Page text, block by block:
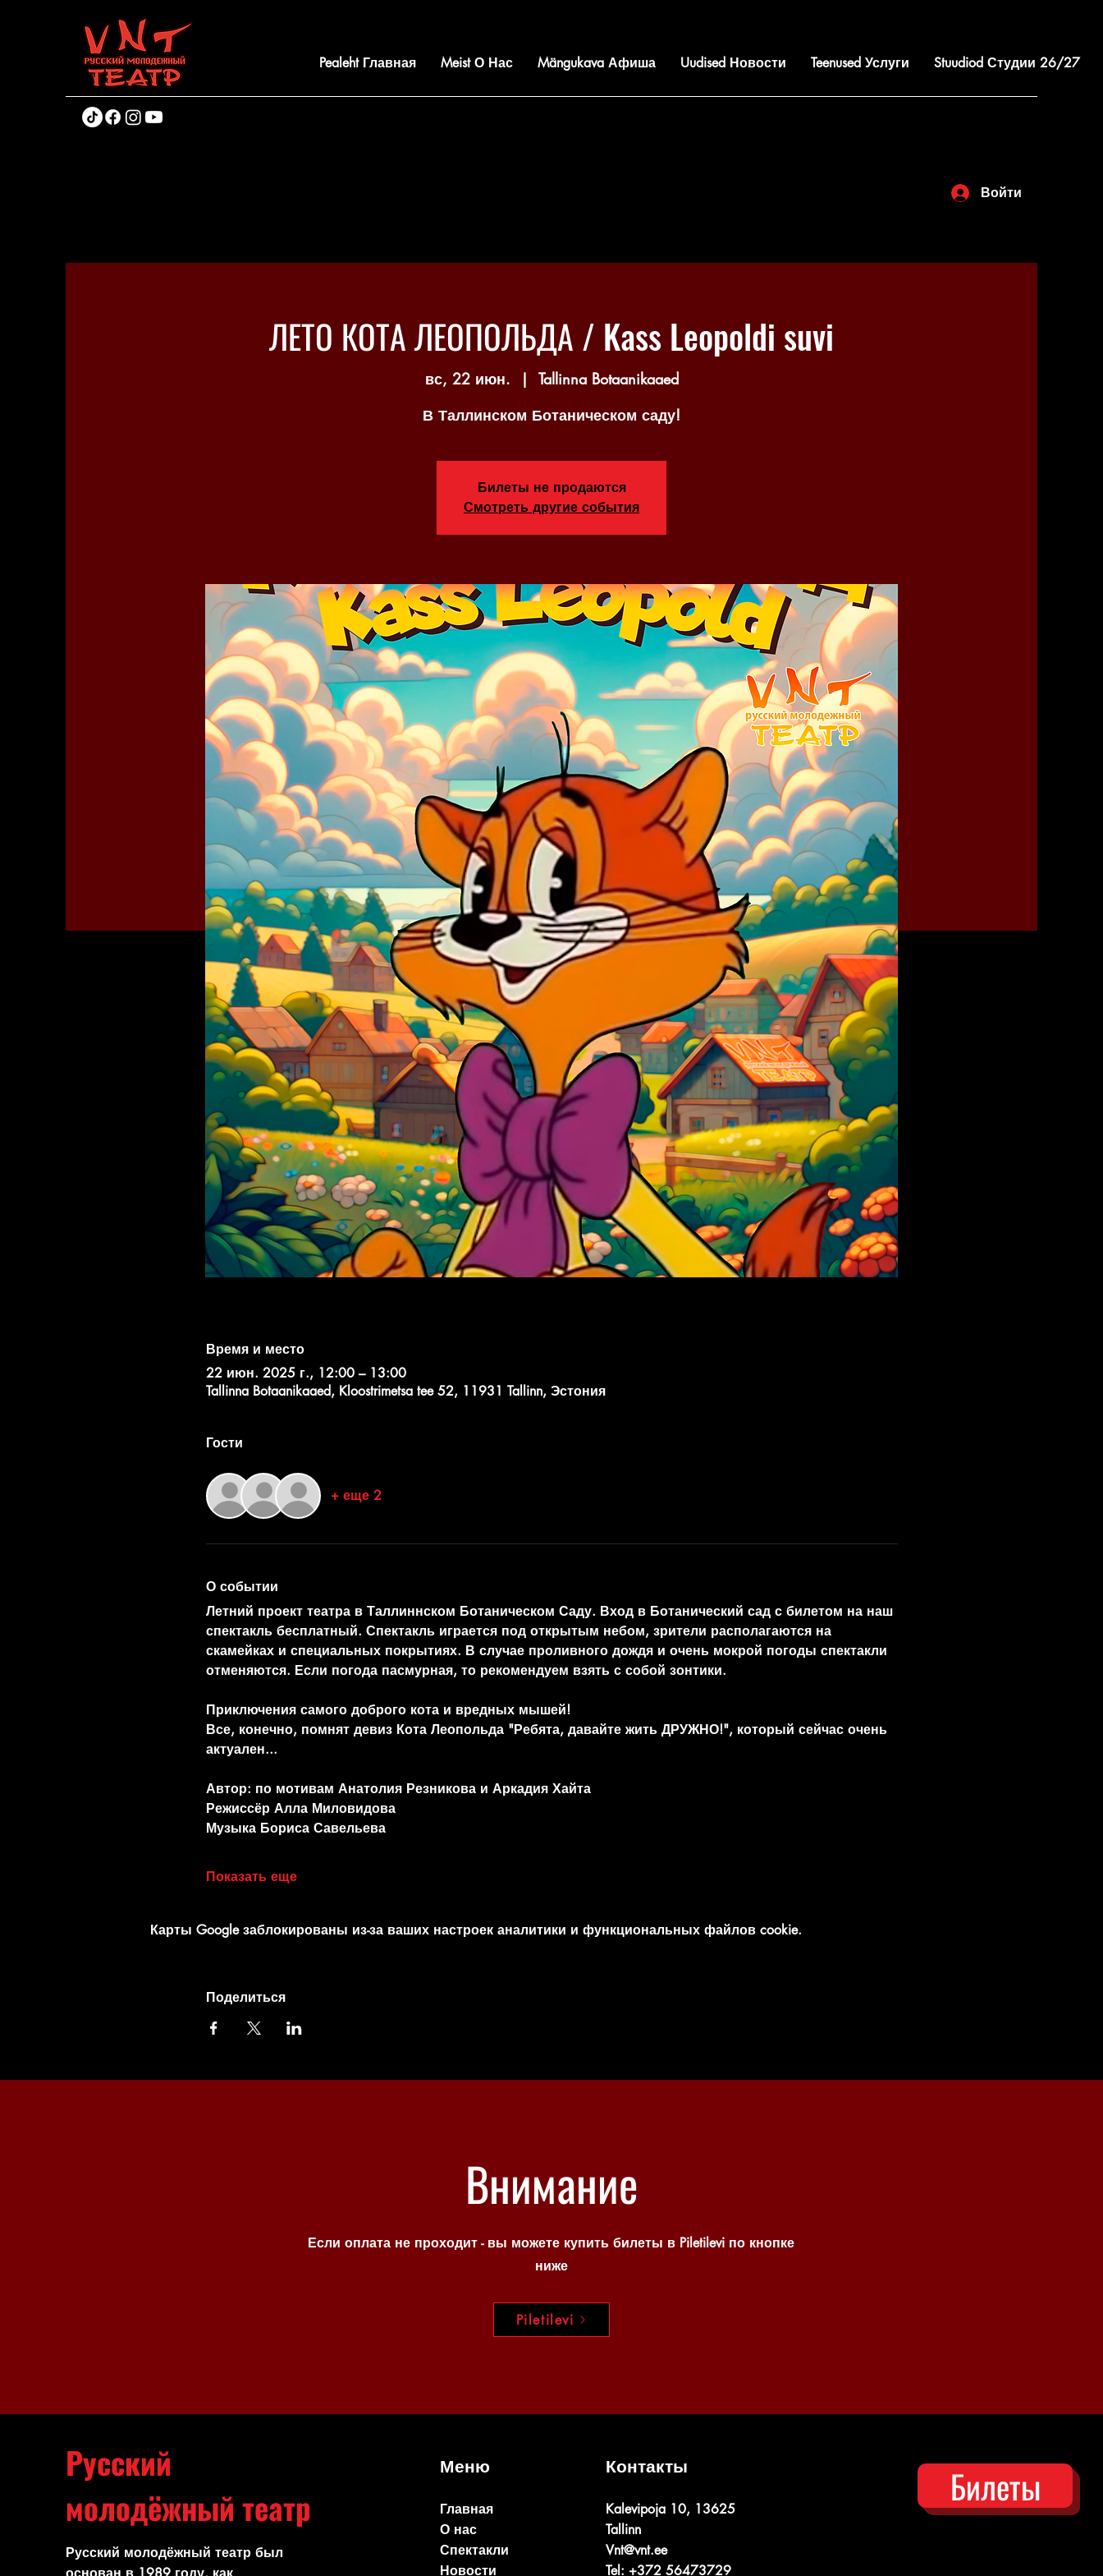
Pealeht Главная Meist О Нас Mängukava Афиша Uudised Новости Teenused Услуги Stuudiod Студии 26/27
Войти
ЛЕТО КОТА ЛЕОПОЛЬДА / Kass Leopoldi suvi
вс, 22 июн.
  |
Tallinna Botaanikaaed
В Таллинском Ботаническом саду!
Билеты не продаются
Смотреть другие события
Время и место
22 июн. 2025 г., 12:00 – 13:00
Tallinna Botaanikaaed, Kloostrimetsa tee 52, 11931 Tallinn, Эстония
Гости
+ еще 2
О событии
Летний проект театра в Таллиннском Ботаническом Саду. Вход в Ботанический сад с билетом на наш
спектакль бесплатный. Спектакль играется под открытым небом, зрители располагаются на
скамейках и специальных покрытиях. В случае проливного дождя и очень мокрой погоды спектакли
отменяются. Если погода пасмурная, то рекомендуем взять с собой зонтики.
Приключения самого доброго кота и вредных мышей!
Все, конечно, помнят девиз Кота Леопольда "Ребята, давайте жить ДРУЖНО!", который сейчас очень
актуален...
Автор: по мотивам Анатолия Резникова и Аркадия Хайта
Режиссёр Алла Миловидова
Музыка Бориса Савельева
Показать еще
Карты Google заблокированы из-за ваших настроек аналитики и функциональных файлов cookie.
Поделиться
Внимание
Если оплата не проходит - вы можете купить билеты в Piletilevi по кнопке
ниже
Piletilevi
Русский
молодёжный театр
Русский молодёжный театр был
Меню
Главная
О нас
Спектакли
Новости
Контакты
Kalevipoja 10, 13625
Tallinn
Vnt@vnt.ee
Tel: +372 56473729
Билеты